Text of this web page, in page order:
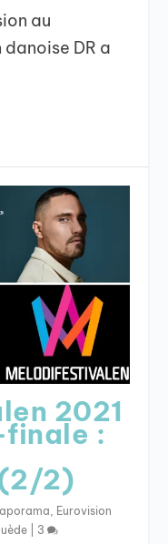
au
DR a
2021
finale :
2)
Eurovision
3